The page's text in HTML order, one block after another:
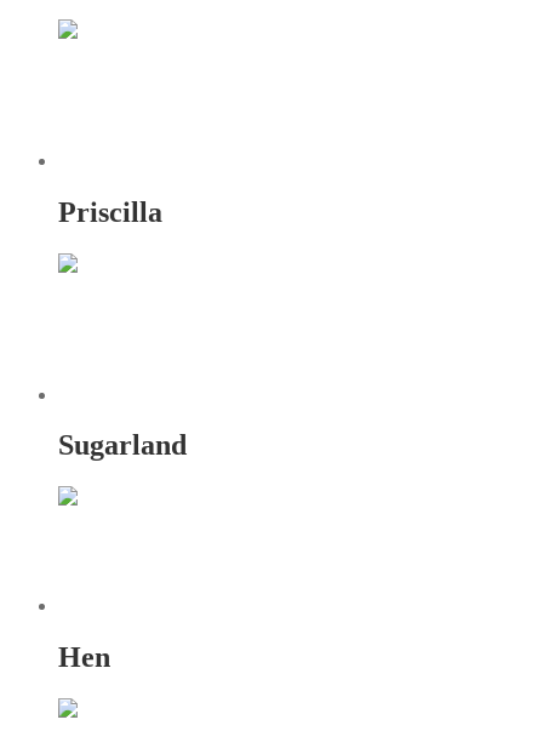
Priscilla
Sugarland
Hen